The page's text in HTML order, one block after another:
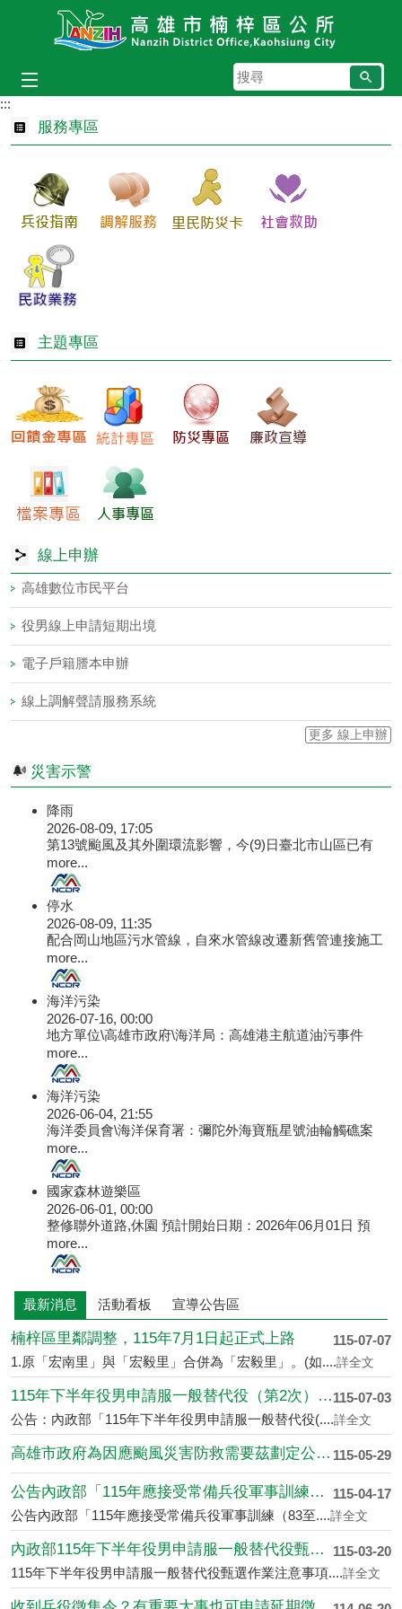
跳到主要內容區塊
搜
尋
:::
服務專區
主題專區
線上申辦
高雄數位市民平台
役男線上申請短期出境
電子戶籍謄本申辦
線上調解聲請服務系統
更多 線上申辦
災害示警
降雨
2026-08-09, 17:05
第13號颱風及其外圍環流影響，今(9)日臺北市山區已有
more...
停水
2026-08-09, 11:35
配合岡山地區污水管線，自來水管線改遷新舊管連接施工
more...
海洋污染
2026-07-16, 00:00
地方單位\高雄市政府\海洋局：高雄港主航道油污事件
more...
海洋污染
2026-06-04, 21:55
海洋委員會\海洋保育署：彌陀外海寶瓶星號油輪觸礁案
more...
國家森林遊樂區
2026-06-01, 00:00
整修聯外道路,休園 預計開始日期：2026年06月01日 預
more...
最新消息 活動看板 宣導公告區
115-07-07
楠梓區里鄰調整，115年7月1日起正式上路
1.原「宏南里」與「宏毅里」合併為「宏毅里」。(如....詳全文
115-07-03
115年下半年役男申請服一般替代役（第2次）甄選作....
公告：內政部「115年下半年役男申請服一般替代役(....詳全文
115-05-29
高雄市政府為因應颱風災害防救需要茲劃定公告警戒區
115-04-17
公告內政部「115年應接受常備兵役軍事訓練（83至....
公告內政部「115年應接受常備兵役軍事訓練（83至....詳全文
115-03-20
內政部115年下半年役男申請服一般替代役甄選作業規....
115年下半年役男申請服一般替代役甄選作業注意事項....詳全文